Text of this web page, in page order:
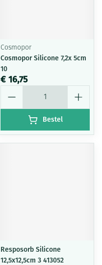
Cosmopor
Cosmopor Silicone 7,2x 5cm
10
€ 16,75
Bestel
Resposorb Silicone
12,5x12,5cm 3 413052